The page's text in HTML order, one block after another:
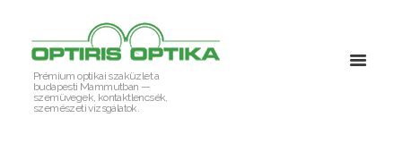
Prémium optikai szaküzlet a
budapesti Mammutban —
szemüvegek, kontaktlencsék,
szemészeti vizsgálatok.